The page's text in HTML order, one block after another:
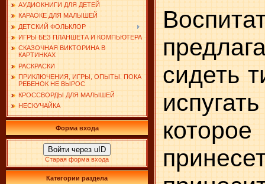
АУДИОКНИГИ ДЛЯ ДЕТЕЙ
КАРАОКЕ ДЛЯ МАЛЫШЕЙ
ДЕТСКИЙ ФОЛЬКЛОР
ИГРЫ БЕЗ ПЛАНШЕТА И КОМПЬЮТЕРА
СКАЗОЧНАЯ ВИКТОРИНА В
КАРТИНКАХ
РАСКРАСКИ
ПРИКЛЮЧЕНИЯ, ИГРЫ, ОПЫТЫ. ПОКА
РЕБЕНОК НЕ ВЫРОС
КРОССВОРДЫ ДЛЯ МАЛЫШЕЙ
НЕСКУЧАЙКА
Форма входа
Войти через uID
Старая форма входа
Категории раздела
сидеть